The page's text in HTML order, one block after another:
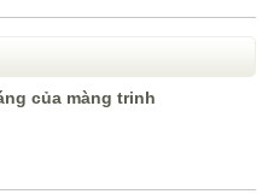
của màng trinh